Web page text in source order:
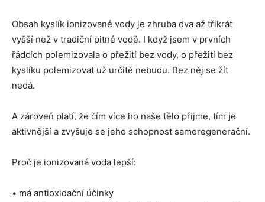
Obsah kyslík ionizované vody je zhruba dva až třikrát
vyšší než v tradiční pitné vodě. I když jsem v prvních
řádcích polemizovala o přežití bez vody, o přežití bez
kyslíku polemizovat už určitě nebudu. Bez něj se žít
nedá.
A zároveň platí, že čím více ho naše tělo přijme, tím je
aktivnější a zvyšuje se jeho schopnost samoregenerační.
Proč je ionizovaná voda lepší:
• má antioxidační účinky